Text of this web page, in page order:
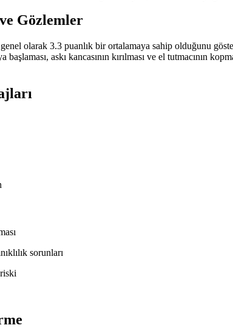
Gözlemler
olarak 3.3 puanlık bir ortalamaya sahip olduğunu
başlaması, askı kancasının kırılması ve el tutmacının
sorunları